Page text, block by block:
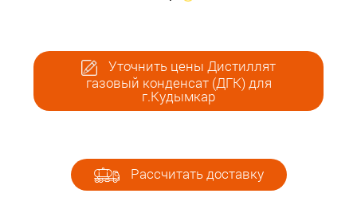
Уточнить цены Дистиллят
газовый конденсат (ДГК) для
г.Кудымкар
Рассчитать доставку